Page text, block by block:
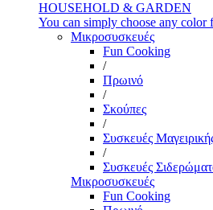
HOUSEHOLD & GARDEN
You can simply choose any color
Μικροσυσκευές
Fun Cooking
/
Πρωινό
/
Σκούπες
/
Συσκευές
/
Συσκευές
Μικροσυσκευές
Fun Cooking